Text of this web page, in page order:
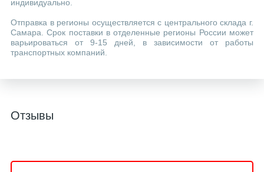
индивидуально.
Отправка в регионы осуществляется с центрального склада г.
Самара. Срок поставки в отделенные регионы России может
варьироваться от 9-15 дней, в зависимости от работы
транспортных компаний.
Отзывы